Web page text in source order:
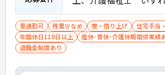
車通勤可 残業少なめ 寮・借り上げ 住宅手当
年間休日110日以上
産休･育休･介護休暇取得実績
退職金制度あり